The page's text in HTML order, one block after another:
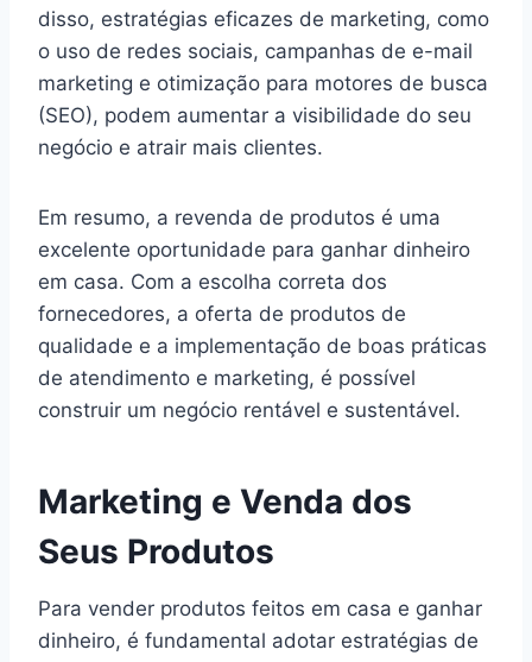
disso, estratégias eficazes de marketing, como
o uso de redes sociais, campanhas de e-mail
marketing e otimização para motores de busca
(SEO), podem aumentar a visibilidade do seu
negócio e atrair mais clientes.
Em resumo, a revenda de produtos é uma
excelente oportunidade para ganhar dinheiro
em casa. Com a escolha correta dos
fornecedores, a oferta de produtos de
qualidade e a implementação de boas práticas
de atendimento e marketing, é possível
construir um negócio rentável e sustentável.
Marketing e Venda dos
Seus Produtos
Para vender produtos feitos em casa e ganhar
dinheiro, é fundamental adotar estratégias de